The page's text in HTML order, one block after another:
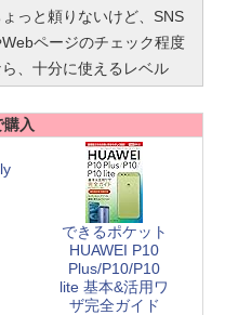
ょっと頼りないけど、SNS
ページのチェック程度
ら、十分に使えるレベル
入
できるポケット
HUAWEI P10
Plus/P10/P10
lite 基本&活用ワ
ザ完全ガイド